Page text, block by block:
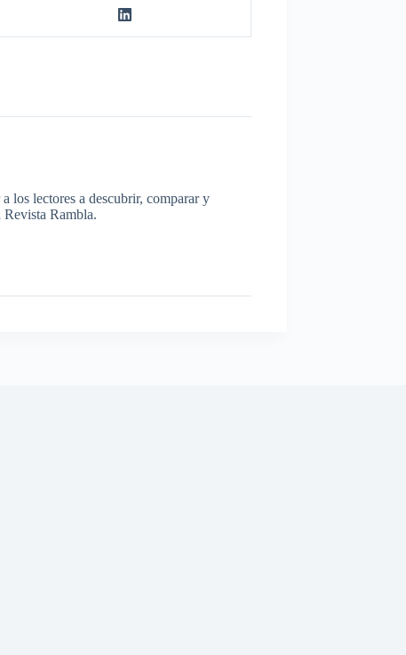
los lectores a descubrir, comparar y
Rambla.